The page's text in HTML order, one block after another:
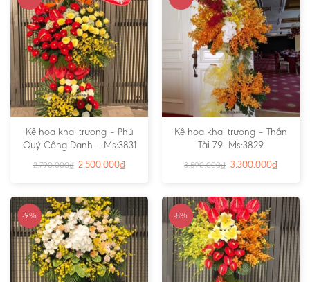
Kệ hoa khai trương – Phú
Quý Công Danh – Ms:3831
2.790.000₫ 2.500.000₫
Kệ hoa khai trương – Thần
Tài 79- Ms:3829
3.590.000₫ 3.300.000₫
-9% -8%